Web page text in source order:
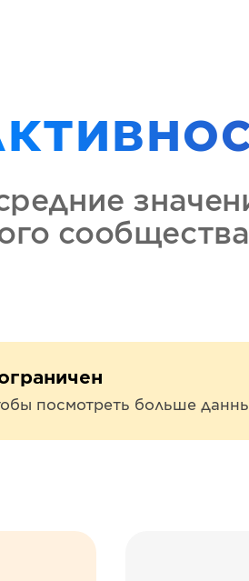
сообщества
посмотреть больше